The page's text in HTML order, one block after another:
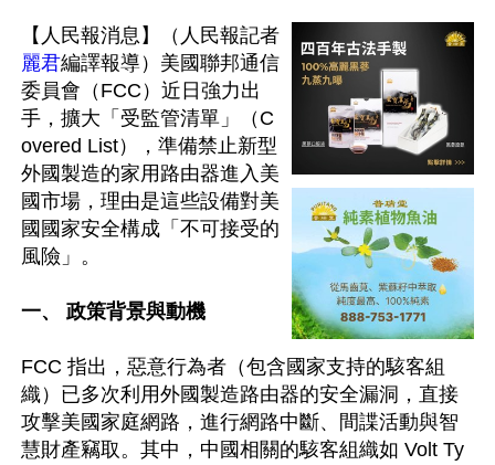
【人民報消息】（人民報記者
麗君編譯報導）美國聯邦通信
委員會（FCC）近日強力出
手，擴大「受監管清單」（C
overed List），準備禁止新型
外國製造的家用路由器進入美
國市場，理由是這些設備對美
國國家安全構成「不可接受的
風險」。
一、 政策背景與動機
FCC 指出，惡意行為者（包含國家支持的駭客組
織）已多次利用外國製造路由器的安全漏洞，直接
攻擊美國家庭網路，進行網路中斷、間諜活動與智
慧財產竊取。其中，中國相關的駭客組織如 Volt Ty